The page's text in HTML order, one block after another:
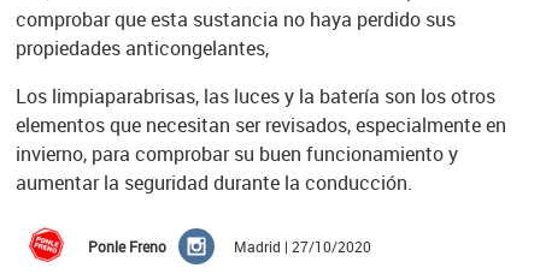
comprobar que esta sustancia no haya perdido sus
propiedades anticongelantes,
Los limpiaparabrisas, las luces y la batería son los otros
elementos que necesitan ser revisados, especialmente en
invierno, para comprobar su buen funcionamiento y
aumentar la seguridad durante la conducción.
Ponle Freno Madrid | 27/10/2020